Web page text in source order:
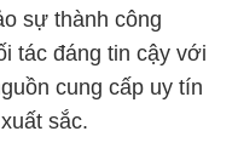
sự thành công
tác đáng tin cậy với
cung cấp uy tín
sắc.